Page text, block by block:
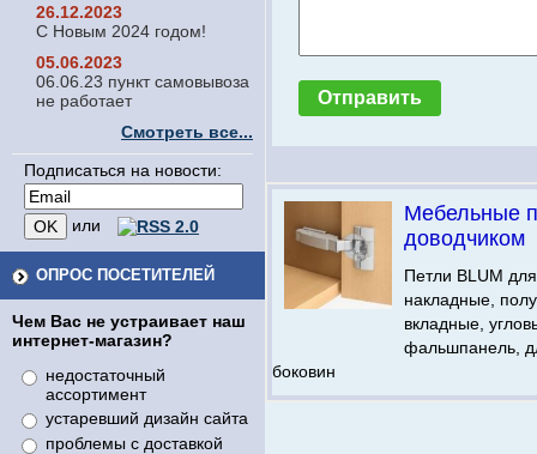
26.12.2023
С Новым 2024 годом!
05.06.2023
06.06.23 пункт самовывоза
не работает
Смотреть все...
Подписаться на новости:
или
ОПРОС ПОСЕТИТЕЛЕЙ
Чем Вас не устраивает наш
интернет-магазин?
недостаточный
ассортимент
устаревший дизайн сайта
проблемы с доставкой
Мебельные
доводчиком
Петли BLUM
накладные,
вкладные,
фальшпанель,
боковин